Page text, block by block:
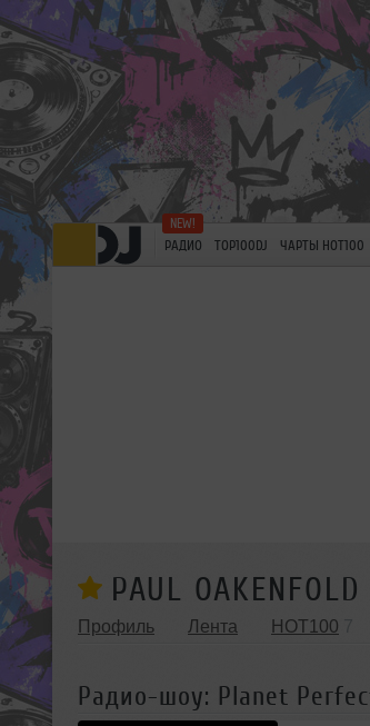
РАДИО TOP100DJ ЧАРТЫ HOT100
PAUL OAKENFOLD
Профиль Лента HOT100
Радио-шоу: Planet